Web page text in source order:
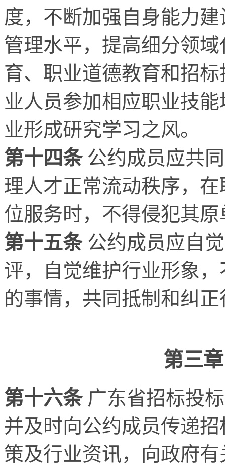
度，不断加强自身能力
管理水平，提高细分领
育、职业道德教育和招
业人员参加相应职业技
业形成研究学习之风。
第十四条公约成员应共
理人才正常流动秩序，
位服务时，不得侵犯其
第十五条公约成员应自
评，自觉维护行业形象
的事情，共同抵制和纠
第三
第十六条广东省招标投
并及时向公约成员传递
策及行业资讯，向政府